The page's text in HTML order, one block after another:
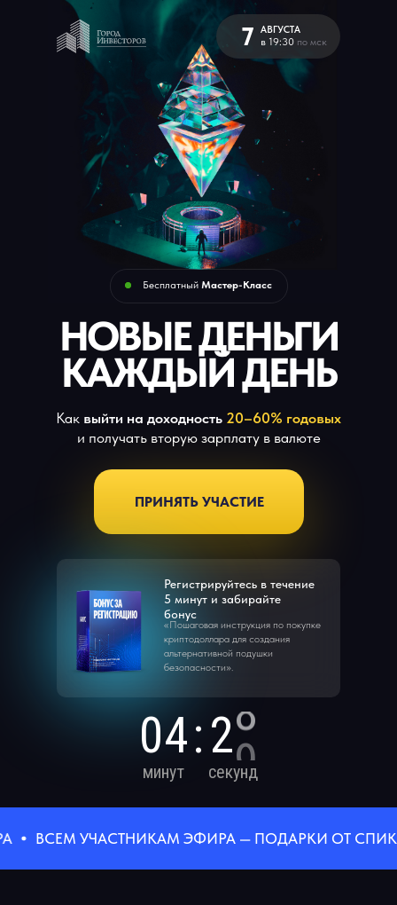
Как выйти на доходность 20–60% годовых
и получать вторую зарплату в валюте
ПРИНЯТЬ УЧАСТИЕ
Бесплатный Мастер-Класс
7 АВГУСТА
в 19:30 по мск
«Пошаговая инструкция по покупке
криптодоллара для создания
альтернативной подушки
безопасности».
Регистрируйтесь в течение
5 минут и забирайте
бонус
НОВЫЕ ДЕНЬГИ
КАЖДЫЙ ДЕНЬ
04
минут
:28
секунд
ВСЕМ УЧАСТНИКАМ ЭФИРА — ПОДАРКИ ОТ СПИКЕРА